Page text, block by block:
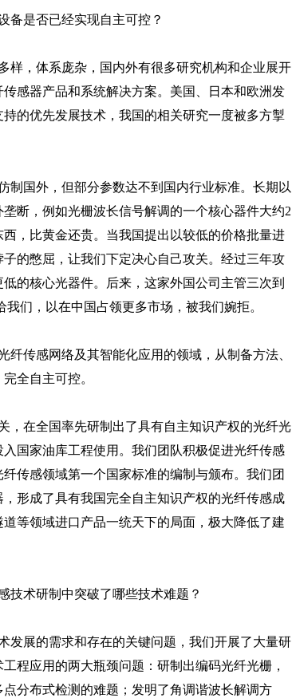
是否已经实现自主可控？
，体系庞杂，国内外有很多研究机构和企业展开
感器产品和系统解决方案。美国、日本和欧洲发
的优先发展技术，我国的相关研究一度被多方掣
国外，但部分参数达不到国内行业标准。长期以
断，例如光栅波长信号解调的一个核心器件大约2
，比黄金还贵。当我国提出以较低的价格批量进
的憋屈，让我们下定决心自己攻关。经过三年攻
的核心光器件。后来，这家外国公司主管三次到
们，以在中国占领更多市场，被我们婉拒。
传感网络及其智能化应用的领域，从制备方法、
全自主可控。
在全国率先研制出了具有自主知识产权的光纤光
国家油库工程使用。我们团队积极促进光纤传感
传感领域第一个国家标准的编制与颁布。我们团
形成了具有我国完全自主知识产权的光纤传感成
等领域进口产品一统天下的局面，极大降低了建
术研制中突破了哪些技术难题？
展的需求和存在的关键问题，我们开展了大量研
程应用的两大瓶颈问题：研制出编码光纤光栅，
分布式检测的难题；发明了角调谐波长解调方